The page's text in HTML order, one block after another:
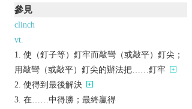
參見
clinch
vt.
使（釘子等）釘牢而敲彎（或敲平）釘尖；
用敲彎（或敲平）釘尖的辦法把……釘牢
使得到最後解決
在……中得勝；最終贏得